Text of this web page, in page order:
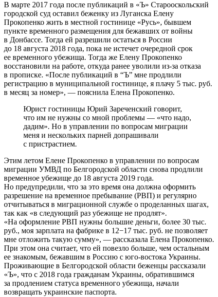
В марте 2017 года после публикаций в «Ъ» Старооскольский
городской суд оставил беженку из Луганска Елену
Прокопенко жить в местной гостинице «Русь», бывшем
пункте временного размещения для бежавших от войны
в Донбассе. Тогда ей разрешили остаться в России
до 18 августа 2018 года, пока не истечет очередной срок
ее временного убежища. Тогда же Елену Прокопенко
восстановили на работе, откуда ранее уволили из-за отказа
в прописке. «После публикаций в “Ъ” мне продлили
регистрацию в муниципальной гостинице, я плачу 5 тыс. руб.
в месяц за номер», — пояснила Елена Прокопенко.
Юрист гостиницы Юрий Зареченский говорит,
что им не нужны со мной проблемы — «что надо,
дадим». Но в управлении по вопросам миграции
меня и нескольких парней допрашивали
с пристрастием.
Этим летом Елене Прокопенко в управлении по вопросам
миграции УМВД по Белгородской области снова продлили
временное убежище до 18 августа 2019 года.
Но предупредили, что за это время она должна оформить
разрешение на временное пребывание (РВП) и регулярно
отчитываться в миграционной службе о проделанных шагах,
так как «в следующий раз убежище не продлят».
«На оформление РВП нужны большие деньги, более 30 тыс.
руб., моя зарплата на фабрике в 12−17 тыс. руб. не позволяет
мне отложить такую сумму», — рассказала Елена Прокопенко.
При этом она считает, что ей повезло больше, чем остальным
ее знакомым, бежавшим в Россию с юго-востока Украины.
Проживающие в Белгородской области беженцы рассказали
«Ъ», что с 2018 года гражданам Украины, обратившимся
за продлением статуса временного убежища, начали
возвращать украинские паспорта.